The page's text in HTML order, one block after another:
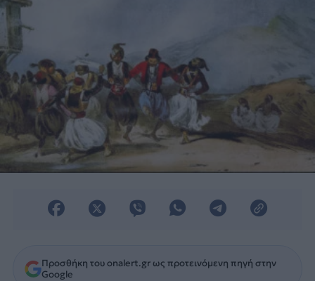
Προσθήκη του onalert.gr ως προτεινόμενη πηγή στην
Google